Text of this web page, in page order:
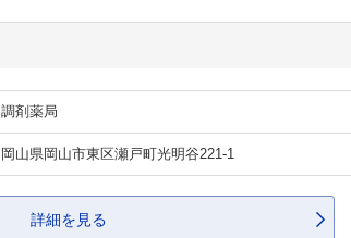
調剤薬局
岡山県岡山市東区瀬戸町光明谷221-1
詳細を見る